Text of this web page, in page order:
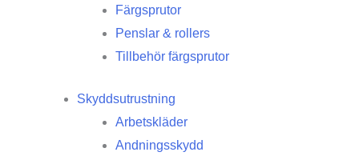
Färgsprutor
Penslar & rollers
Tillbehör färgsprutor
Skyddsutrustning
Arbetskläder
Andningsskydd